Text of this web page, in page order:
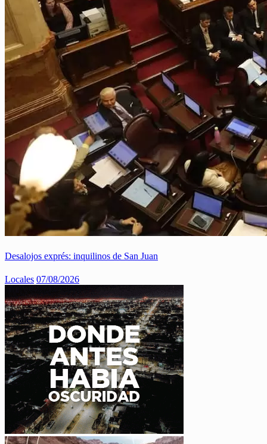
Desalojos exprés: inquilinos de San Juan
Locales 07/08/2026